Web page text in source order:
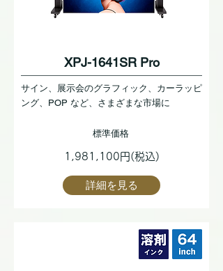
XPJ-1641SR Pro
サイン、展示会のグラフィック、カーラッピ
ング、POP など、さまざまな市場に
標準価格
1,981,100円(税込)
詳細を見る